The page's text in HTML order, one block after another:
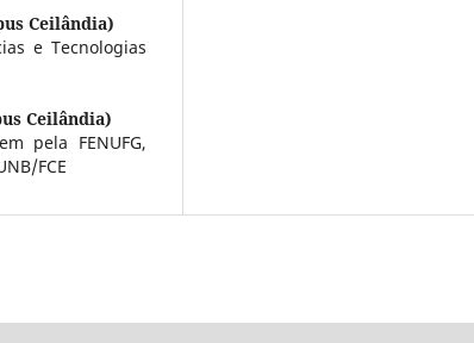
Ceilândia)
e Tecnologias
Ceilândia)
pela FENUFG,
FCE